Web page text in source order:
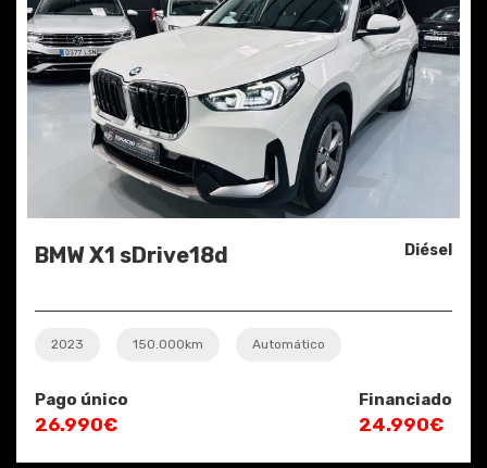
BMW X1 sDrive18d Diésel
2023 150.000km Automático
Pago único
26.990€
Financiado
24.990€